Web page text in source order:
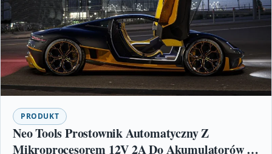
PRODUKT
Neo Tools Prostownik Automatyczny Z
Mikroprocesorem 12V 2A Do Akumulatorów 4